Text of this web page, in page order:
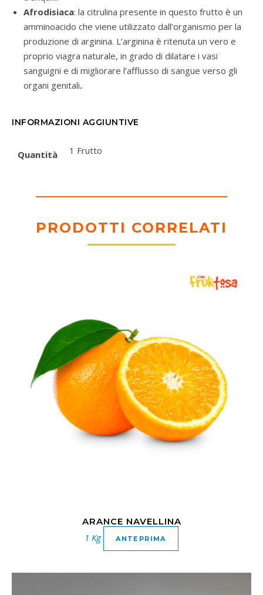
Afrodisiaca: la citrulina presente in questo frutto è un
amminoacido che viene utilizzato dall’organismo per la
produzione di arginina. L’arginina è ritenuta un vero e
proprio viagra naturale, in grado di dilatare i vasi
sanguigni e di migliorare l’afflusso di sangue verso gli
organi genitali.
INFORMAZIONI AGGIUNTIVE
Quantità 1 Frutto
PRODOTTI CORRELATI
ARANCE NAVELLINA
1 Kg ANTEPRIMA